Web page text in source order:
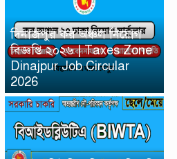
দিনাজপুর কর অঞ্চল নিয়োগ
বিজ্ঞপ্তি ২০২৬ | Taxes Zone
Dinajpur Job Circular
2026